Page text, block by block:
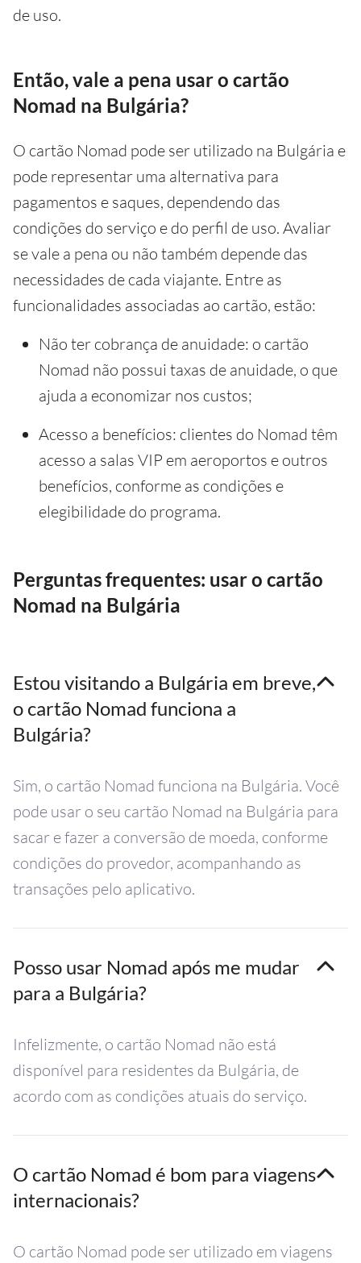
de uso.
Então, vale a pena usar o cartão
Nomad na Bulgária?
O cartão Nomad pode ser utilizado na Bulgária e
pode representar uma alternativa para
pagamentos e saques, dependendo das
condições do serviço e do perfil de uso. Avaliar
se vale a pena ou não também depende das
necessidades de cada viajante. Entre as
funcionalidades associadas ao cartão, estão:
Não ter cobrança de anuidade: o cartão
Nomad não possui taxas de anuidade, o que
ajuda a economizar nos custos;
Acesso a benefícios: clientes do Nomad têm
acesso a salas VIP em aeroportos e outros
benefícios, conforme as condições e
elegibilidade do programa.
Perguntas frequentes: usar o cartão
Nomad na Bulgária
Estou visitando a Bulgária em breve,
o cartão Nomad funciona a
Bulgária?
Sim, o cartão Nomad funciona na Bulgária. Você
pode usar o seu cartão Nomad na Bulgária para
sacar e fazer a conversão de moeda, conforme
condições do provedor, acompanhando as
transações pelo aplicativo.
Posso usar Nomad após me mudar
para a Bulgária?
Infelizmente, o cartão Nomad não está
disponível para residentes da Bulgária, de
acordo com as condições atuais do serviço.
O cartão Nomad é bom para viagens
internacionais?
O cartão Nomad pode ser utilizado em viagens